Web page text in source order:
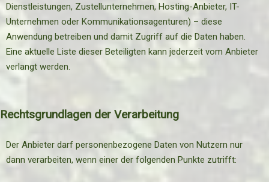
Dienstleistungen, Zustellunternehmen, Hosting-Anbieter, IT-
Unternehmen oder Kommunikationsagenturen) – diese
Anwendung betreiben und damit Zugriff auf die Daten haben.
Eine aktuelle Liste dieser Beteiligten kann jederzeit vom Anbieter
verlangt werden.
Rechtsgrundlagen der Verarbeitung
Der Anbieter darf personenbezogene Daten von Nutzern nur
dann verarbeiten, wenn einer der folgenden Punkte zutrifft: